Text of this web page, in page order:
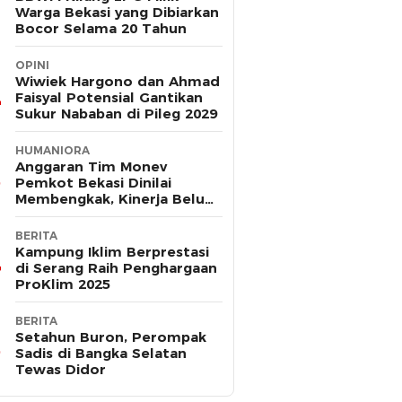
Warga Bekasi yang Dibiarkan
Bocor Selama 20 Tahun
OPINI
Wiwiek Hargono dan Ahmad
Faisyal Potensial Gantikan
Sukur Nababan di Pileg 2029
HUMANIORA
Anggaran Tim Monev
Pemkot Bekasi Dinilai
Membengkak, Kinerja Belum
Terbukti Efektif
BERITA
Kampung Iklim Berprestasi
di Serang Raih Penghargaan
ProKlim 2025
BERITA
Setahun Buron, Perompak
Sadis di Bangka Selatan
Tewas Didor